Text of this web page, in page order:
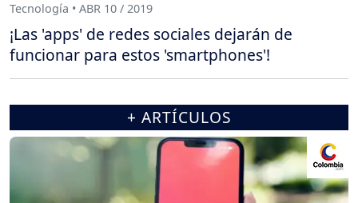
Tecnología • ABR 10 / 2019
¡Las 'apps' de redes sociales dejarán de
funcionar para estos 'smartphones'!
+ ARTÍCULOS